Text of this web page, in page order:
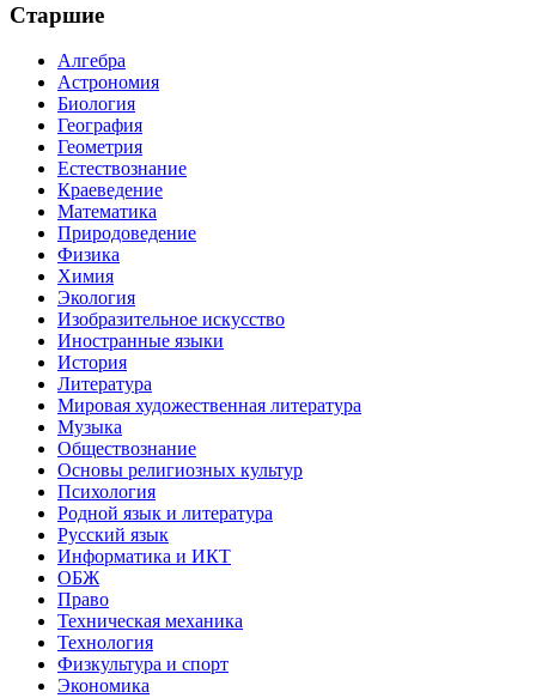
Старшие
Алгебра
Астрономия
Биология
География
Геометрия
Естествознание
Краеведение
Математика
Природоведение
Физика
Химия
Экология
Изобразительное искусство
Иностранные языки
История
Литература
Мировая художественная литература
Музыка
Обществознание
Основы религиозных культур
Психология
Родной язык и литература
Русский язык
Информатика и ИКТ
ОБЖ
Право
Техническая механика
Технология
Физкультура и спорт
Экономика